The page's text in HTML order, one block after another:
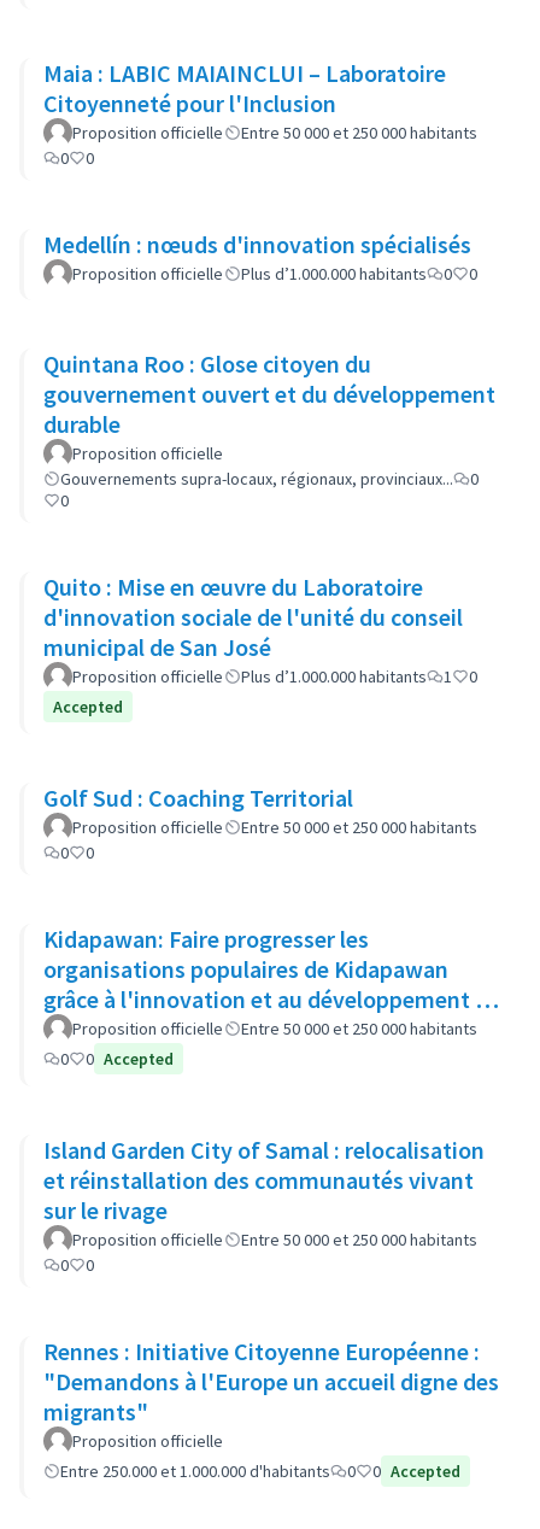
Maia : LABIC MAIAINCLUI – Laboratoire
Citoyenneté pour l'Inclusion
Proposition officielle
Entre 50 000 et 250 000 habitants
0
0
Medellín : nœuds d'innovation spécialisés
Proposition officielle Plus d’1.000.000 habitants 0 0
Quintana Roo : Glose citoyen du
gouvernement ouvert et du développement
durable
Proposition officielle
Gouvernements supra-locaux, régionaux, provinciaux...
0
0
Quito : Mise en œuvre du Laboratoire
d'innovation sociale de l'unité du conseil
municipal de San José
Proposition officielle Plus d’1.000.000 habitants 1
0
Accepted
Golf Sud : Coaching Territorial
Proposition officielle
Entre 50 000 et 250 000 habitants
0
0
Kidapawan: Faire progresser les
organisations populaires de Kidapawan
grâce à l'innovation et au développement du
capital social (APOKIDS )
Proposition officielle
Entre 50 000 et 250 000 habitants
0
0 Accepted
Island Garden City of Samal : relocalisation
et réinstallation des communautés vivant
sur le rivage
Proposition officielle
Entre 50 000 et 250 000 habitants
0
0
Rennes : Initiative Citoyenne Européenne :
"Demandons à l'Europe un accueil digne des
migrants"
Proposition officielle
Entre 250.000 et 1.000.000 d'habitants
0 0 Accepted